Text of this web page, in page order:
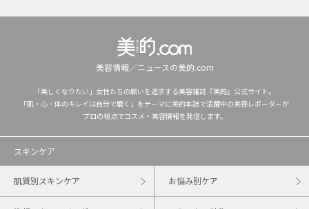
美容情報／ニュースの美的.com
「美しくなりたい」女性たちの願いを追求する美容雑誌『美的』公式サイト。
「肌・心・体のキレイは自分で磨く」をテーマに美的本誌で活躍中の美容レポーターが
プロの視点でコスメ・美容情報を発信します。
スキンケア
肌質別スキンケア お悩み別ケア